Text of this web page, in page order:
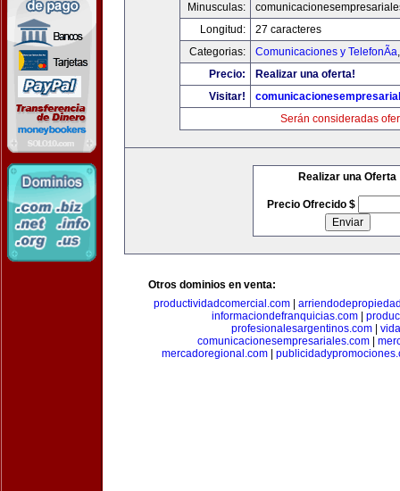
Minusculas:
Longitud:
27 caracteres
Categorias:
Comunicaciones y TelefonÃ­a
Precio:
Realizar una oferta!
Visitar!
Serán consideradas
Realizar una Oferta
Precio Ofrecido $
Otros dominios en venta:
productividadcomercial.com
informaciondefranquicias.com
profesionalesargentinos.com|
comunicacionesempresariales.com
mercadoregional.com